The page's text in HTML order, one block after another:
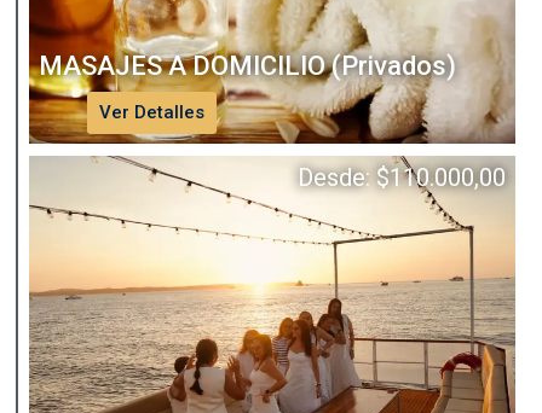
MASAJES A DOMICILIO (Privados)
Ver Detalles
Desde: $110.000,00